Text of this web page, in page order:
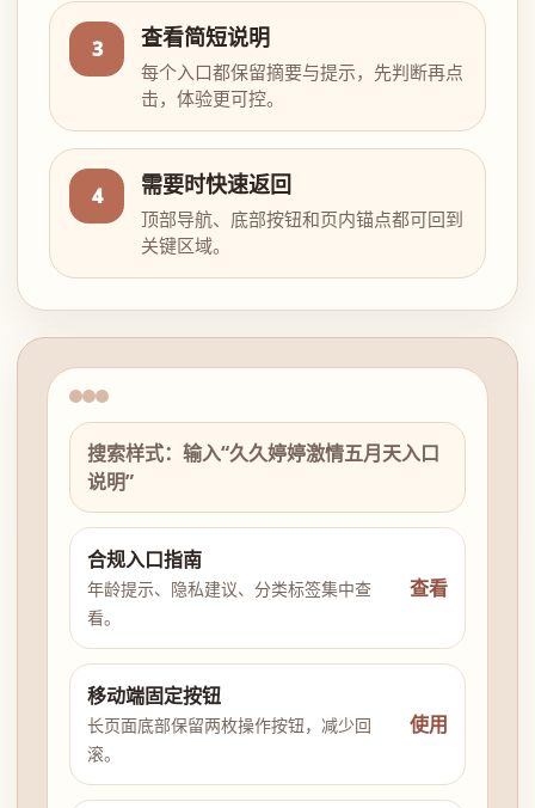
3 查看简短说明
每个入口都保留摘要与提示，先判断再点
击，体验更可控。
4 需要时快速返回
顶部导航、底部按钮和页内锚点都可回到
关键区域。
搜索样式：输入“久久婷婷激情五月天入口
说明”
合规入口指南
年龄提示、隐私建议、分类标签集中查
看。
查看
移动端固定按钮
长页面底部保留两枚操作按钮，减少回
滚。
使用